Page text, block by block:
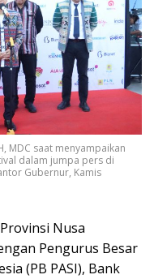
MDC saat menyampaikan
dalam jumpa pers di
Gubernur, Kamis
Nusa
Pengurus Besar
(PB PASI), Bank